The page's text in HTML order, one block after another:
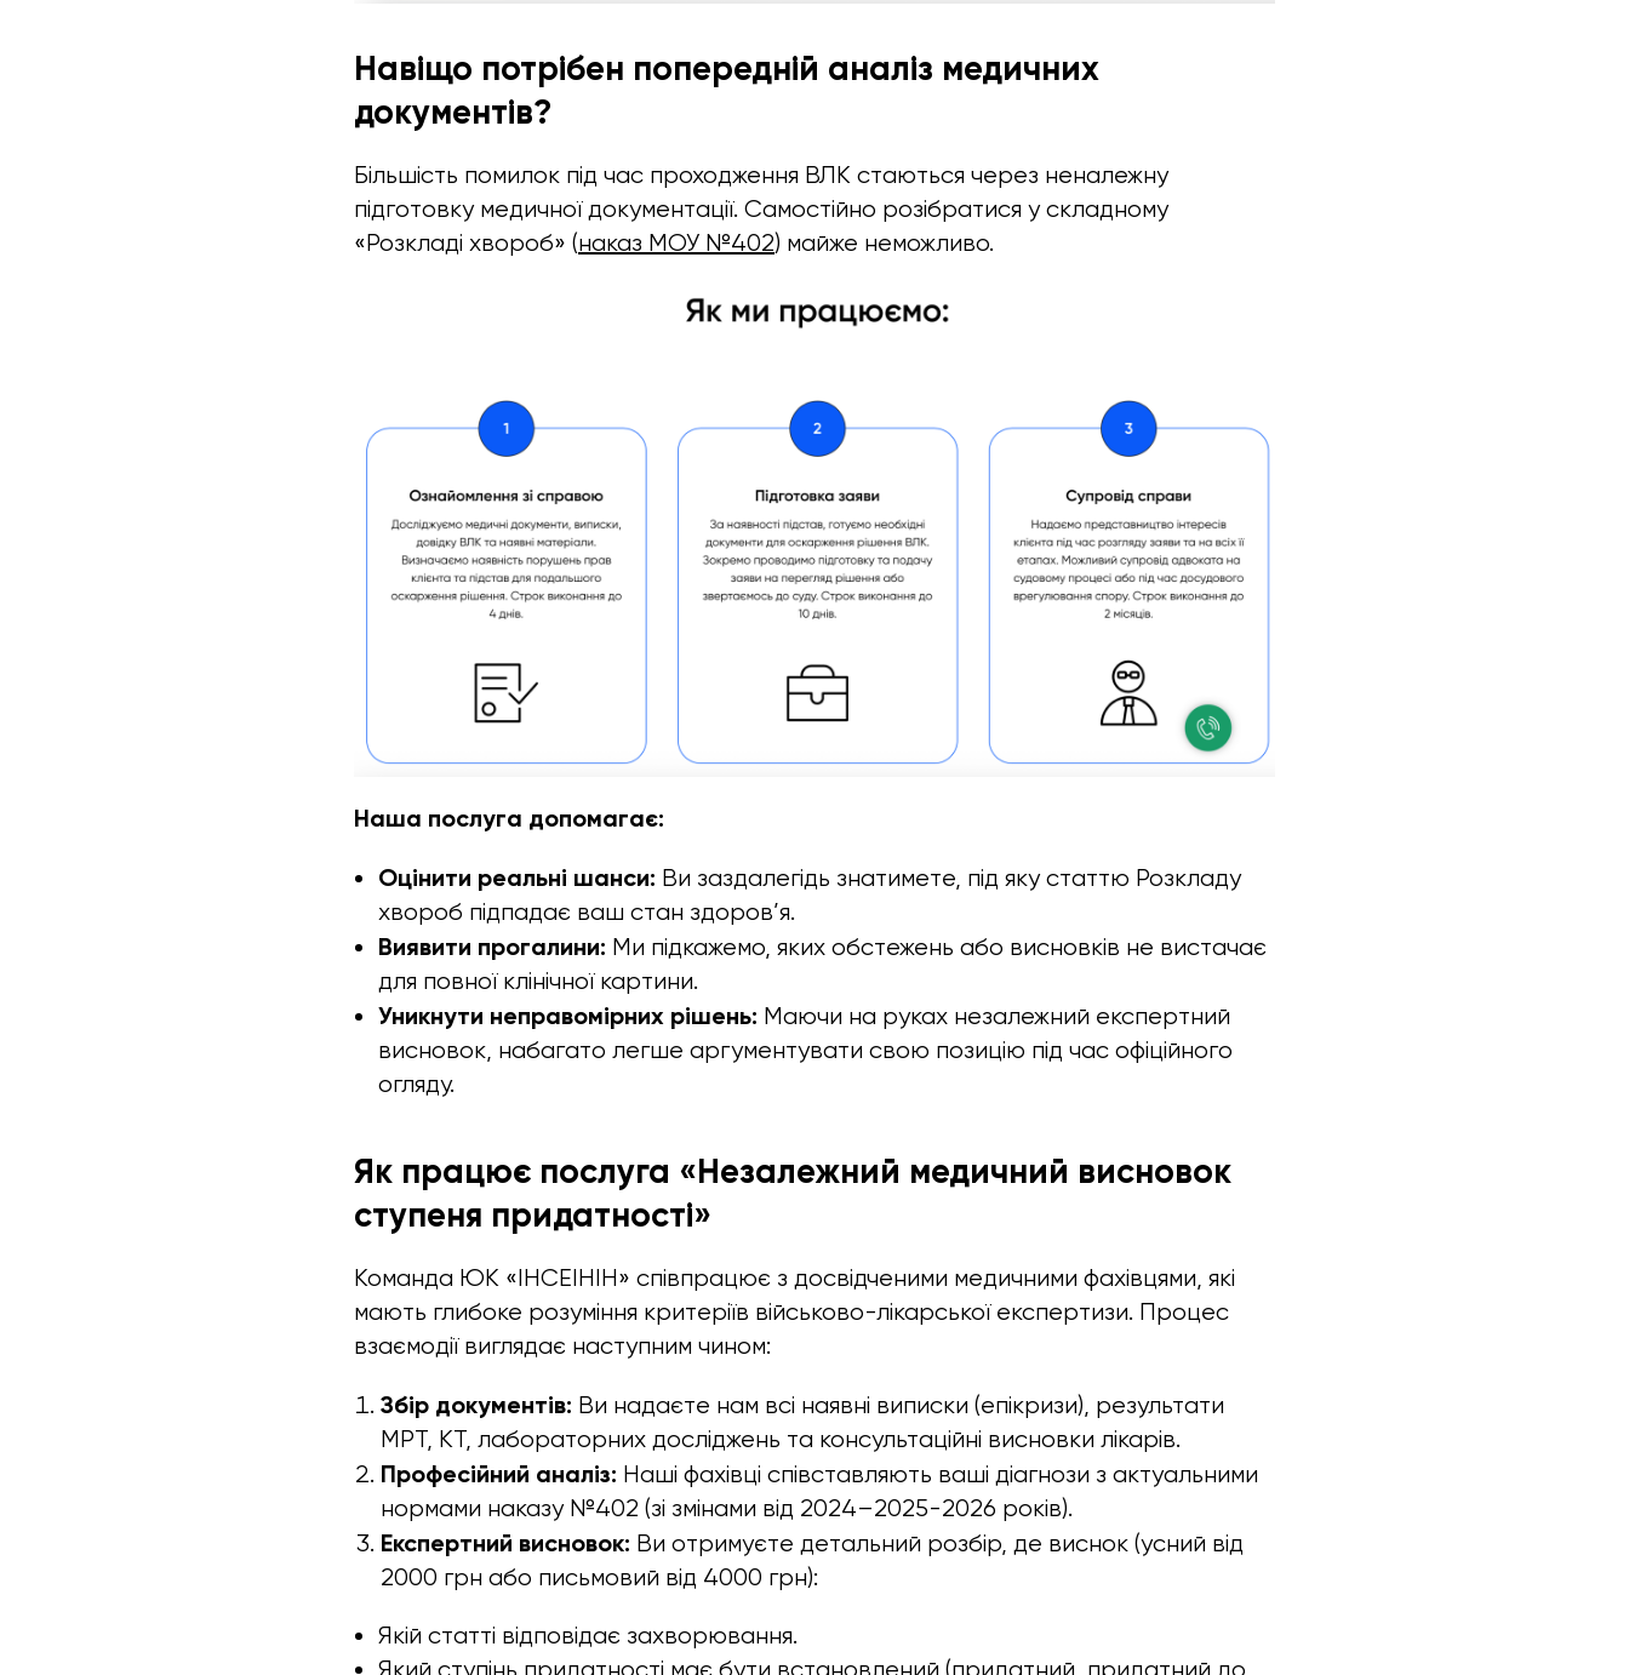
Навіщо потрібен попередній аналіз медичних
документів?
Більшість помилок під час проходження ВЛК стаються через неналежну
підготовку медичної документації. Самостійно розібратися у складному
«Розкладі хвороб» (наказ МОУ №402) майже неможливо.
Наша послуга допомагає:
Оцінити реальні шанси: Ви заздалегідь знатимете, під яку статтю Розкладу
хвороб підпадає ваш стан здоров’я.
Виявити прогалини: Ми підкажемо, яких обстежень або висновків не вистачає
для повної клінічної картини.
Уникнути неправомірних рішень: Маючи на руках незалежний експертний
висновок, набагато легше аргументувати свою позицію під час офіційного
огляду.
Як працює послуга «Незалежний медичний висновок
ступеня придатності»
Команда ЮК «ІНСЕІНІН» співпрацює з досвідченими медичними фахівцями, які
мають глибоке розуміння критеріїв військово-лікарської експертизи. Процес
взаємодії виглядає наступним чином:
Збір документів: Ви надаєте нам всі наявні виписки (епікризи), результати
МРТ, КТ, лабораторних досліджень та консультаційні висновки лікарів.
Професійний аналіз: Наші фахівці співставляють ваші діагнози з актуальними
нормами наказу №402 (зі змінами від 2024–2025-2026 років).
Експертний висновок: Ви отримуєте детальний розбір, де виснок (усний від
2000 грн або письмовий від 4000 грн):
Якій статті відповідає захворювання.